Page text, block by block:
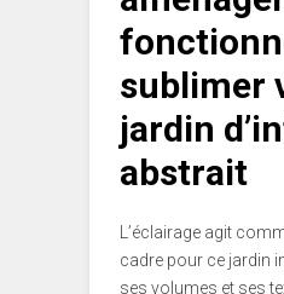
sublimer
jardin
abstrait
L’éclairage agit
cadre pour ce jardin
ses volumes et ses